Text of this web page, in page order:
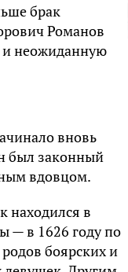
брак
Романов
и неожиданную
вновь
был законный
вдовцом.
находился в
— в 1626 году по
боярских и